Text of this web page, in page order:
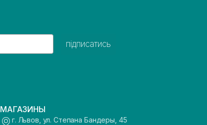
підписатись
МАГАЗИНЫ
г. Львов, ул. Степана Бандеры, 45